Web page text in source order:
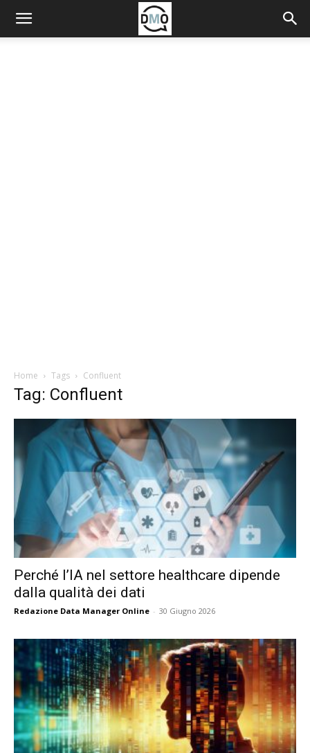
Home Tags Confluent
Tag: Confluent
Perché l’IA nel settore healthcare dipende
dalla qualità dei dati
Redazione Data Manager Online - 30 Giugno 2026